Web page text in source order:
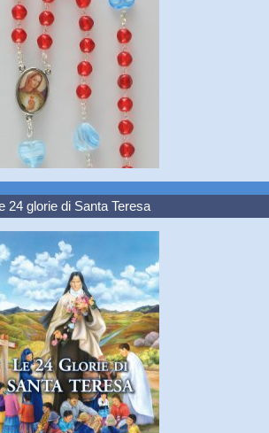
24 glorie di Santa Teresa